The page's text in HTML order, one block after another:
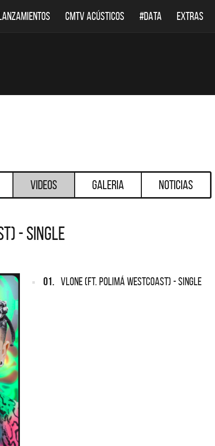
CMTV ACÚSTICOS #DATA EXTRAS
Videos Galeria Noticias
- SINGLE
01. VLONE (FT. POLIMÁ WESTCOAST) - SINGLE
DESTACADOS DESTACADOS